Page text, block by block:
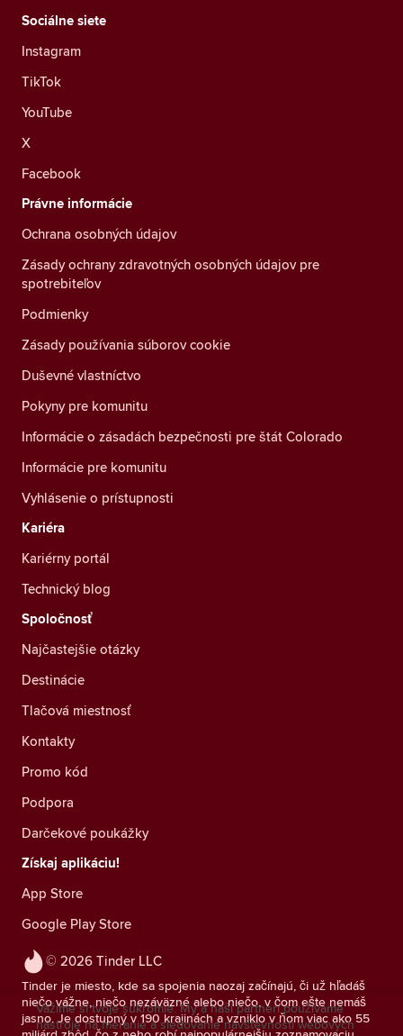
© 2026 Tinder LLC
Tinder je miesto, kde sa spojenia naozaj začínajú, či už hľadáš
niečo vážne, niečo nezáväzné alebo niečo, v čom ešte nemáš
jasno. Je dostupný v 190 krajinách a vzniklo v ňom viac ako 55
Sociálne siete
Instagram
TikTok
YouTube
X
Facebook
Právne informácie
Ochrana osobných údajov
Zásady ochrany zdravotných osobných údajov pre
spotrebiteľov
Podmienky
Zásady používania súborov cookie
Duševné vlastníctvo
Pokyny pre komunitu
Informácie o zásadách bezpečnosti pre štát Colorado
Informácie pre komunitu
Vyhlásenie o prístupnosti
Kariéra
Kariérny portál
Technický blog
Spoločnosť
Najčastejšie otázky
Destinácie
Tlačová miestnosť
Kontakty
Promo kód
Podpora
Darčekové poukážky
Získaj aplikáciu!
App Store
Google Play Store
Vážime si tvoje súkromie. My a naši partneri používame
nástroje na meranie a sledovanie návštevnosti webových